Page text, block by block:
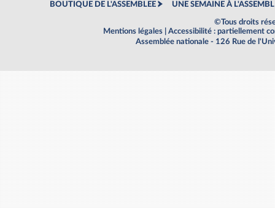
BOUTIQUE DE L'ASSEMBLEE UNE SEMAINE À
©Tous droits
Mentions légales
Accessibilité : partiellement
Assemblée nationale - 126 Rue de